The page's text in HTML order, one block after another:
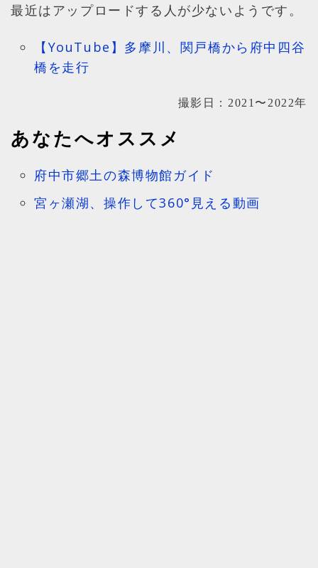
最近はアップロードする人が少ないようです。
【YouTube】多摩川、関戸橋から府中四谷
橋を走行
撮影日：2021〜2022年
あなたへオススメ
府中市郷土の森博物館ガイド
宮ヶ瀬湖、操作して360°見える動画